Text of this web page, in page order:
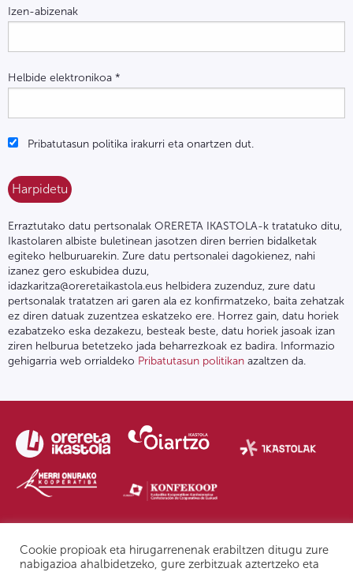
Izen-abizenak
Helbide elektronikoa *
Pribatutasun politika irakurri eta onartzen dut.
Erraztutako datu pertsonalak ORERETA IKASTOLA-k tratatuko ditu,
Ikastolaren albiste buletinean jasotzen diren berrien bidalketak
egiteko helburuarekin. Zure datu pertsonalei dagokienez, nahi
izanez gero eskubidea duzu,
idazkaritza@oreretaikastola.eus helbidera zuzenduz, zure datu
pertsonalak tratatzen ari garen ala ez konfirmatzeko, baita zehatzak
ez diren datuak zuzentzea eskatzeko ere. Horrez gain, datu horiek
ezabatzeko eska dezakezu, besteak beste, datu horiek jasoak izan
ziren helburua betetzeko jada beharrezkoak ez badira. Informazio
gehigarria web orrialdeko Pribatutasun politikan azaltzen da.
Cookie propioak eta hirugarrenenak erabiltzen ditugu zure
nabigazioa ahalbidetzeko, gure zerbitzuak aztertzeko eta